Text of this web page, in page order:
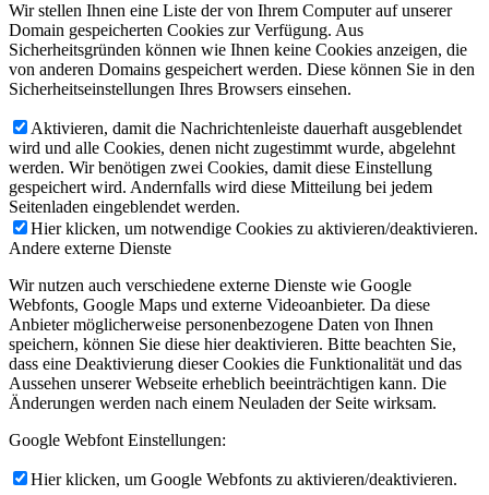
Wir stellen Ihnen eine Liste der von Ihrem Computer auf unserer
Domain gespeicherten Cookies zur Verfügung. Aus
Sicherheitsgründen können wie Ihnen keine Cookies anzeigen, die
von anderen Domains gespeichert werden. Diese können Sie in den
Sicherheitseinstellungen Ihres Browsers einsehen.
Aktivieren, damit die Nachrichtenleiste dauerhaft ausgeblendet
wird und alle Cookies, denen nicht zugestimmt wurde, abgelehnt
werden. Wir benötigen zwei Cookies, damit diese Einstellung
gespeichert wird. Andernfalls wird diese Mitteilung bei jedem
Seitenladen eingeblendet werden.
Hier klicken, um notwendige Cookies zu aktivieren/deaktivieren.
Andere externe Dienste
Wir nutzen auch verschiedene externe Dienste wie Google
Webfonts, Google Maps und externe Videoanbieter. Da diese
Anbieter möglicherweise personenbezogene Daten von Ihnen
speichern, können Sie diese hier deaktivieren. Bitte beachten Sie,
dass eine Deaktivierung dieser Cookies die Funktionalität und das
Aussehen unserer Webseite erheblich beeinträchtigen kann. Die
Änderungen werden nach einem Neuladen der Seite wirksam.
Google Webfont Einstellungen:
Hier klicken, um Google Webfonts zu aktivieren/deaktivieren.